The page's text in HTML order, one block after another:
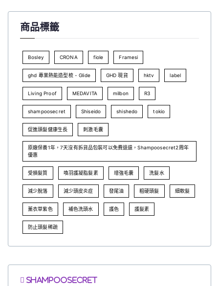
商品標籤
Bosley CRONA fiole Framesi
ghd 專業熱能造型梳 - Glide GHD 現貨 hktv label
Living Proof MEDAVITA milbon R3
shampoosecret Shiseido shishedo tokio
促進頭髮健康生長 刺激毛囊
原廠保養1年，7天沒有拆貨品包裝可以免費退還，Shampoosecret2周年
優惠
受損髮質 喚羽護凝脂髮素 增強毛囊 洗髮水
減少脫落 減少頭皮炎症 發尾油 粗硬頭髮 細軟髮
薰衣草紫色 補色洗頭水 護色 護髮素
防止頭髮稀疏
Shampoosecret